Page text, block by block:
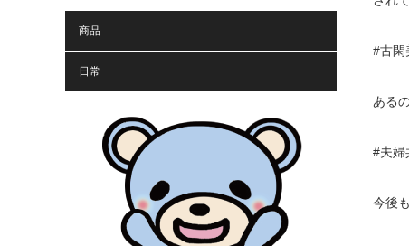
#古閑
ある
#夫婦
今後
商品
日常